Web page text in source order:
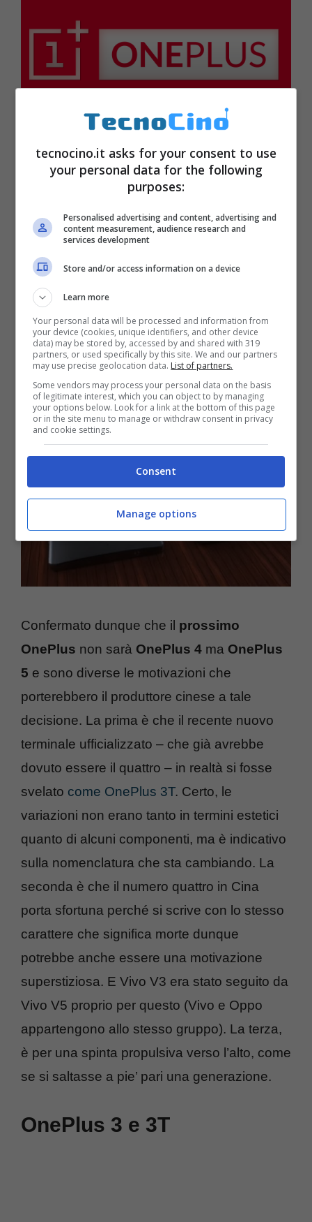
prezzo di OnePlus 5aumenta di 40 euro
rispetto alla generazione precedente dunque
per la versione Midnight Black con 8 GB
RAM e 128 GB di memoria si dovranno
sborsare 559 euro mentre per quella Slate
Gray con 6 GB RAM / 64 GB ROM ne
serviranno 499 euro.
OnePlus 5 al posto di
OnePlus 4
Confermato dunque che il prossimo
OnePlus non sarà OnePlus 4 ma OnePlus
5 e sono diverse le motivazioni che
porterebbero il produttore cinese a tale
decisione. La prima è che il recente nuovo
terminale ufficializzato – che già avrebbe
dovuto essere il quattro – in realtà si fosse
svelato come OnePlus 3T. Certo, le
variazioni non erano tanto in termini estetici
quanto di alcuni componenti, ma è indicativo
sulla nomenclatura che sta cambiando. La
seconda è che il numero quattro in Cina
porta sfortuna perché si scrive con lo stesso
carattere che significa morte dunque
potrebbe anche essere una motivazione
superstiziosa. E Vivo V3 era stato seguito da
Vivo V5 proprio per questo (Vivo e Oppo
appartengono allo stesso gruppo). La terza,
è per una spinta propulsiva verso l’alto, come
se si saltasse a pie’ pari una generazione.
OnePlus 3 e 3T
tecnocino.it asks for your consent to use
your personal data for the following
purposes:
Personalised advertising and content, advertising and
content measurement, audience research and
services development
Store and/or access information on a device
Learn more
Your personal data will be processed and information from
your device (cookies, unique identifiers, and other device
data) may be stored by, accessed by and shared with 319
partners, or used specifically by this site. We and our partners
may use precise geolocation data. List of partners.
Some vendors may process your personal data on the basis
of legitimate interest, which you can object to by managing
your options below. Look for a link at the bottom of this page
or in the site menu to manage or withdraw consent in privacy
and cookie settings.
Consent
Manage options